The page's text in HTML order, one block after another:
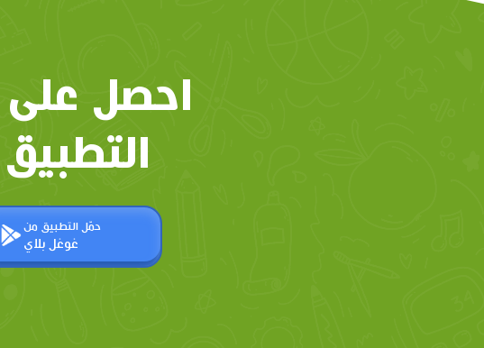
احصل
حمّل التطبيق من
غوغل بلاي